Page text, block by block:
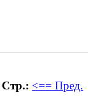
Стр.: <== Пред.